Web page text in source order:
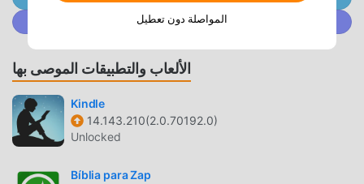
لا يوفر moddroid النسخة الأصلية فقط
انSydney 7.208.0001 مجاني تمامًا ، ولكنه يرفق أيضًا إصدار
التعديل ، مما يوفر لك وظائف Free مجانًا ، يمكنك تجربة أعلى
مستوى من التطبيق Sydney 7.208.0001 مع أكثر الوظائف اكتمالا.
علاوة على ذلك ، تمت مصادقة جميع التعديلات يدويًا بواسطة
moddroid ، فهي مجانية ومتاحة بنسبة 100٪. الآن ، ما عليك سوى
تنزيل moddroid إلى العميل ، يمكنك تنزيل وتثبيت Freeاصدار
الألعاب والتطبيقات الموصى بها
Kindle
14.143.210(2.0.70192.0)
Unlocked
Bíblia para Zap
المواصلة دون تعطيل